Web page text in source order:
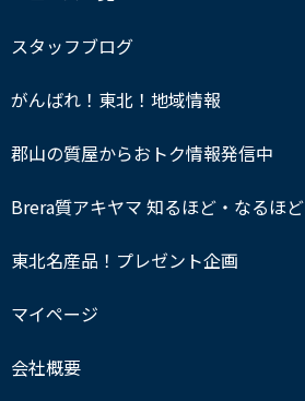
スタッフブログ
がんばれ！東北！地域情報
郡山の質屋からおトク情報発信中
Brera質アキヤマ 知るほど・なるほど
東北名産品！プレゼント企画
マイページ
会社概要